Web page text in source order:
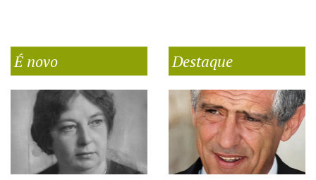
É novo Destaque